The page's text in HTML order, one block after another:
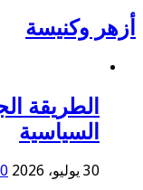
أزهر وكنيسة
الطريقة
السياسية
30 يوليو، 2026
0